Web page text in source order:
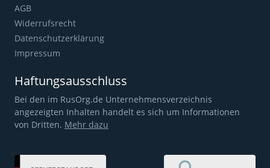
AGB
Widerrufsrecht
Datenschutzerklärung
Impressum
Haftungsausschluss
Bei den im RusOrg.de Unternehmensverzeichnis
angezeigten Inhalten handelt es sich um Informationen
von Dritten. Mehr dazu